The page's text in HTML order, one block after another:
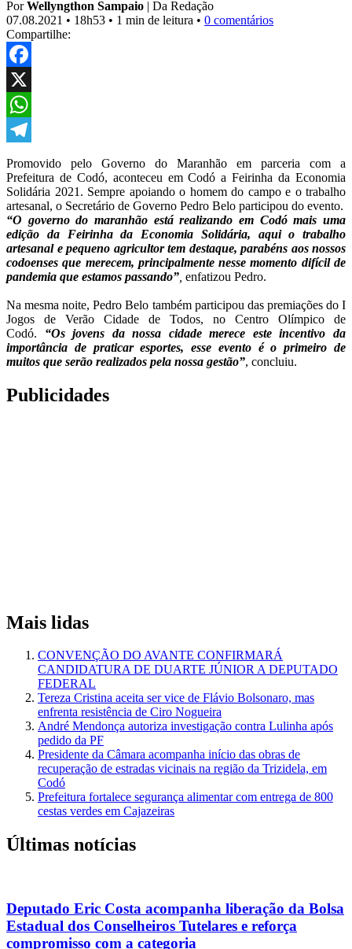
PorWellyngthon Sampaio | Da Redação
07.08.2021 • 18h53 • 1 min de leitura • 0 comentários
Compartilhe:
Facebook
X
WhatsApp
Promovido pelo Governo do Maranhão em parceria com a
Prefeitura de Codó, aconteceu em Codó a Feirinha da Economia
Solidária 2021. Sempre apoiando o homem do campo e o trabalho
artesanal, o Secretário de Governo Pedro Belo participou do evento.
“O governo do maranhão está realizando em Codó mais uma
edição da Feirinha da Economia Solidária, aqui o trabalho
artesanal e pequeno agricultor tem destaque, parabéns aos nossos
codoenses que merecem, principalmente nesse momento difícil de
pandemia que estamos passando” enfatizou Pedro.
Na mesma noite, Pedro Belo também participou das premiações do I
Jogos de Verão Cidade de Todos, no Centro Olímpico de
Codó. “Os jovens da nossa cidade merece este incentivo da
importância de praticar esportes, esse evento é o primeiro de
muitos que serão realizados pela nossa gestão”, concluiu.
Publicidades
Mais lidas
CONVENÇÃO DO AVANTE CONFIRMARÁ
CANDIDATURA DE DUARTE JÚNIOR A DEPUTADO
FEDERAL
Tereza Cristina aceita ser vice de Flávio Bolsonaro, mas
enfrenta resistência de Ciro Nogueira
André Mendonça autoriza investigação contra Lulinha após
pedido da PF
Presidente da Câmara acompanha início das obras de
recuperação de estradas vicinais na região da Trizidela, em
Codó
Prefeitura fortalece segurança alimentar com entrega de 800
cestas verdes em Cajazeiras
Últimas notícias
Deputado Eric Costa acompanha liberação da Bolsa
Estadual dos Conselheiros Tutelares e reforça
compromisso com a categoria